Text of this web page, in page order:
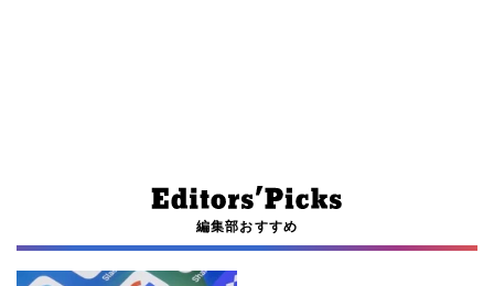
編集部おすすめ